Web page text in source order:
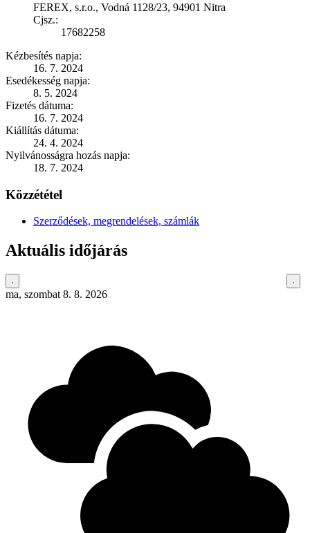
FEREX, s.r.o., Vodná 1128/23, 94901 Nitra
Cjsz.:
17682258
Kézbesítés napja:
16. 7. 2024
Esedékesség napja:
8. 5. 2024
Fizetés dátuma:
16. 7. 2024
Kiállítás dátuma:
24. 4. 2024
Nyilvánosságra hozás napja:
18. 7. 2024
Közzététel
Szerződések, megrendelések, számlák
Aktuális időjárás
ma, szombat 8. 8. 2026